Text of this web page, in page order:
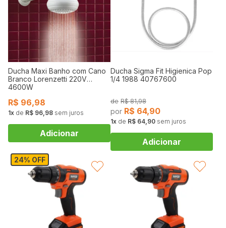
Ducha Maxi Banho com Cano
Branco Lorenzetti 220V
4600W
R$ 96,98
1 de R$ 96,98 sem juros
Ducha Sigma Fit Higienica Pop
1/4 1988 40767600
R$ 81,98
R$ 64,90
1 de R$ 64,90 sem juros
24% OFF FAVORITAR FAVORITAR